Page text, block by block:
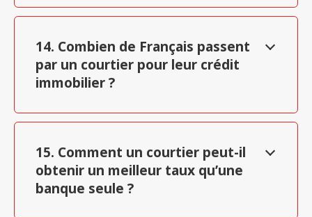
14. Combien de Français passent
par un courtier pour leur crédit
immobilier ?
15. Comment un courtier peut-il
obtenir un meilleur taux qu’une
banque seule ?